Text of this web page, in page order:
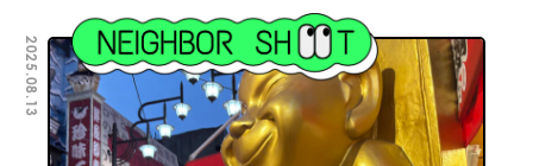
2025.08.13